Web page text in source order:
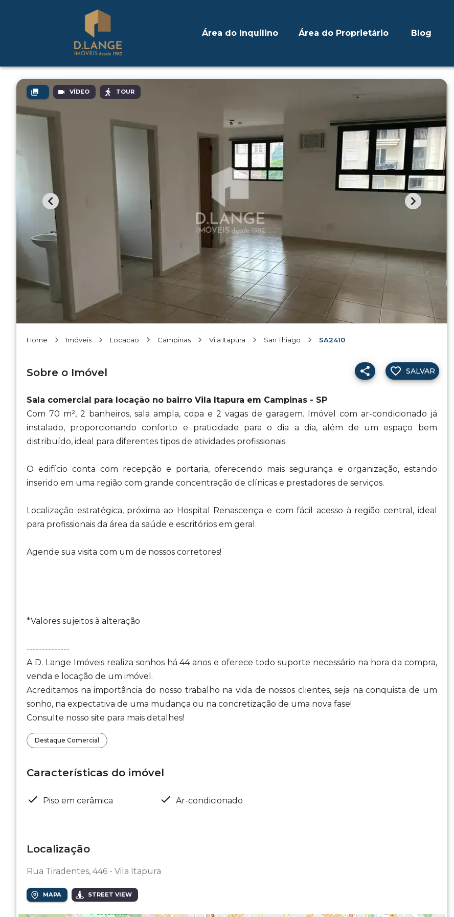
Área do Inquilino Área do Proprietário Blog
VÍDEO TOUR
Home Imóveis Locacao Campinas Vila Itapura San Thiago SA2410
Sobre o Imóvel
Sala comercial para locação no bairro Vila Itapura em Campinas - SP
Com 70 m², 2 banheiros, sala ampla, copa e 2 vagas de garagem. Imóvel com ar-condicionado já
instalado, proporcionando conforto e praticidade para o dia a dia, além de um espaço bem
distribuído, ideal para diferentes tipos de atividades profissionais.
O edifício conta com recepção e portaria, oferecendo mais segurança e organização, estando
inserido em uma região com grande concentração de clínicas e prestadores de serviços.
Localização estratégica, próxima ao Hospital Renascença e com fácil acesso à região central, ideal
para profissionais da área da saúde e escritórios em geral.
Agende sua visita com um de nossos corretores!
*Valores sujeitos à alteração
--------------
A D. Lange Imóveis realiza sonhos há 44 anos e oferece todo suporte necessário na hora da compra,
venda e locação de um imóvel.
Acreditamos na importância do nosso trabalho na vida de nossos clientes, seja na conquista de um
sonho, na expectativa de uma mudança ou na concretização de uma nova fase!
Consulte nosso site para mais detalhes!
Destaque Comercial
SALVAR
Características do imóvel
Piso em cerâmica Ar-condicionado
Localização
Rua Tiradentes, 446 - Vila Itapura
MAPA STREET VIEW